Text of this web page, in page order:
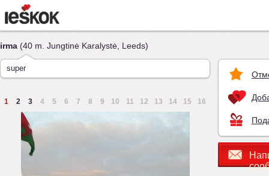
irma (40 m. Jungtinė Karalystė, Leeds)
super
1 2 3 4 5 6 7 8 9 10 11 12 13 14 15 16